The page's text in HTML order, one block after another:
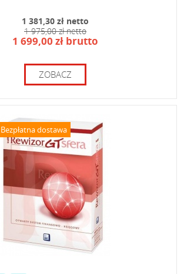
1 381,30 zł netto
1 975,00 zł netto
1 699,00 zł brutto
ZOBACZ
Bezpłatna dostawa